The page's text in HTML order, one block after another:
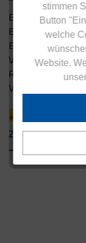
stimmen
Button
welche
Website.
Eucell
Eucell
Eucell Fitness
Rücksendung
Versandpartner
Zahlungsarten